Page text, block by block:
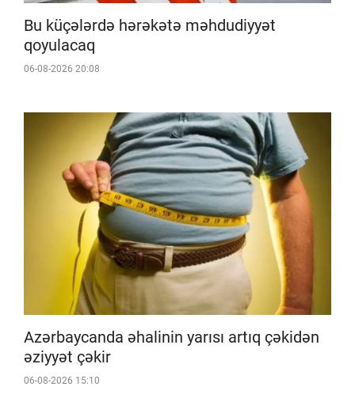
Bu küçələrdə hərəkətə məhdudiyyət
qoyulacaq
06-08-2026 20:08
Azərbaycanda əhalinin yarısı artıq çəkidən
əziyyət çəkir
06-08-2026 15:10